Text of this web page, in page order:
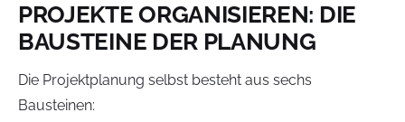
PROJEKTE ORGANISIEREN: DIE
BAUSTEINE DER PLANUNG
Die Projektplanung selbst besteht aus sechs
Bausteinen: